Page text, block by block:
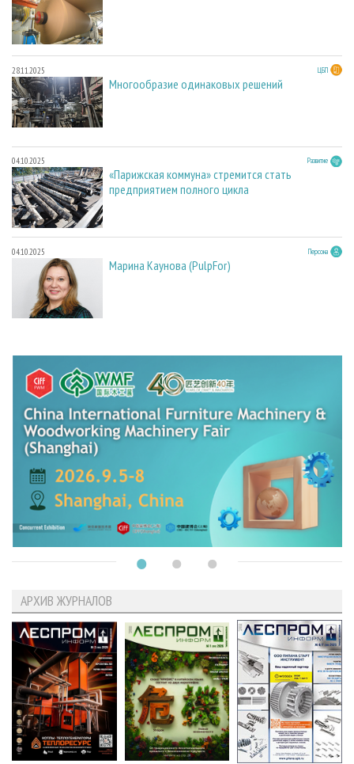
28.11.2025 ЦБП
Многообразие одинаковых решений
04.10.2025 Развитие
«Парижская коммуна» стремится стать
предприятием полного цикла
04.10.2025 Персона
Марина Каунова (PulpFor)
АРХИВ ЖУРНАЛОВ